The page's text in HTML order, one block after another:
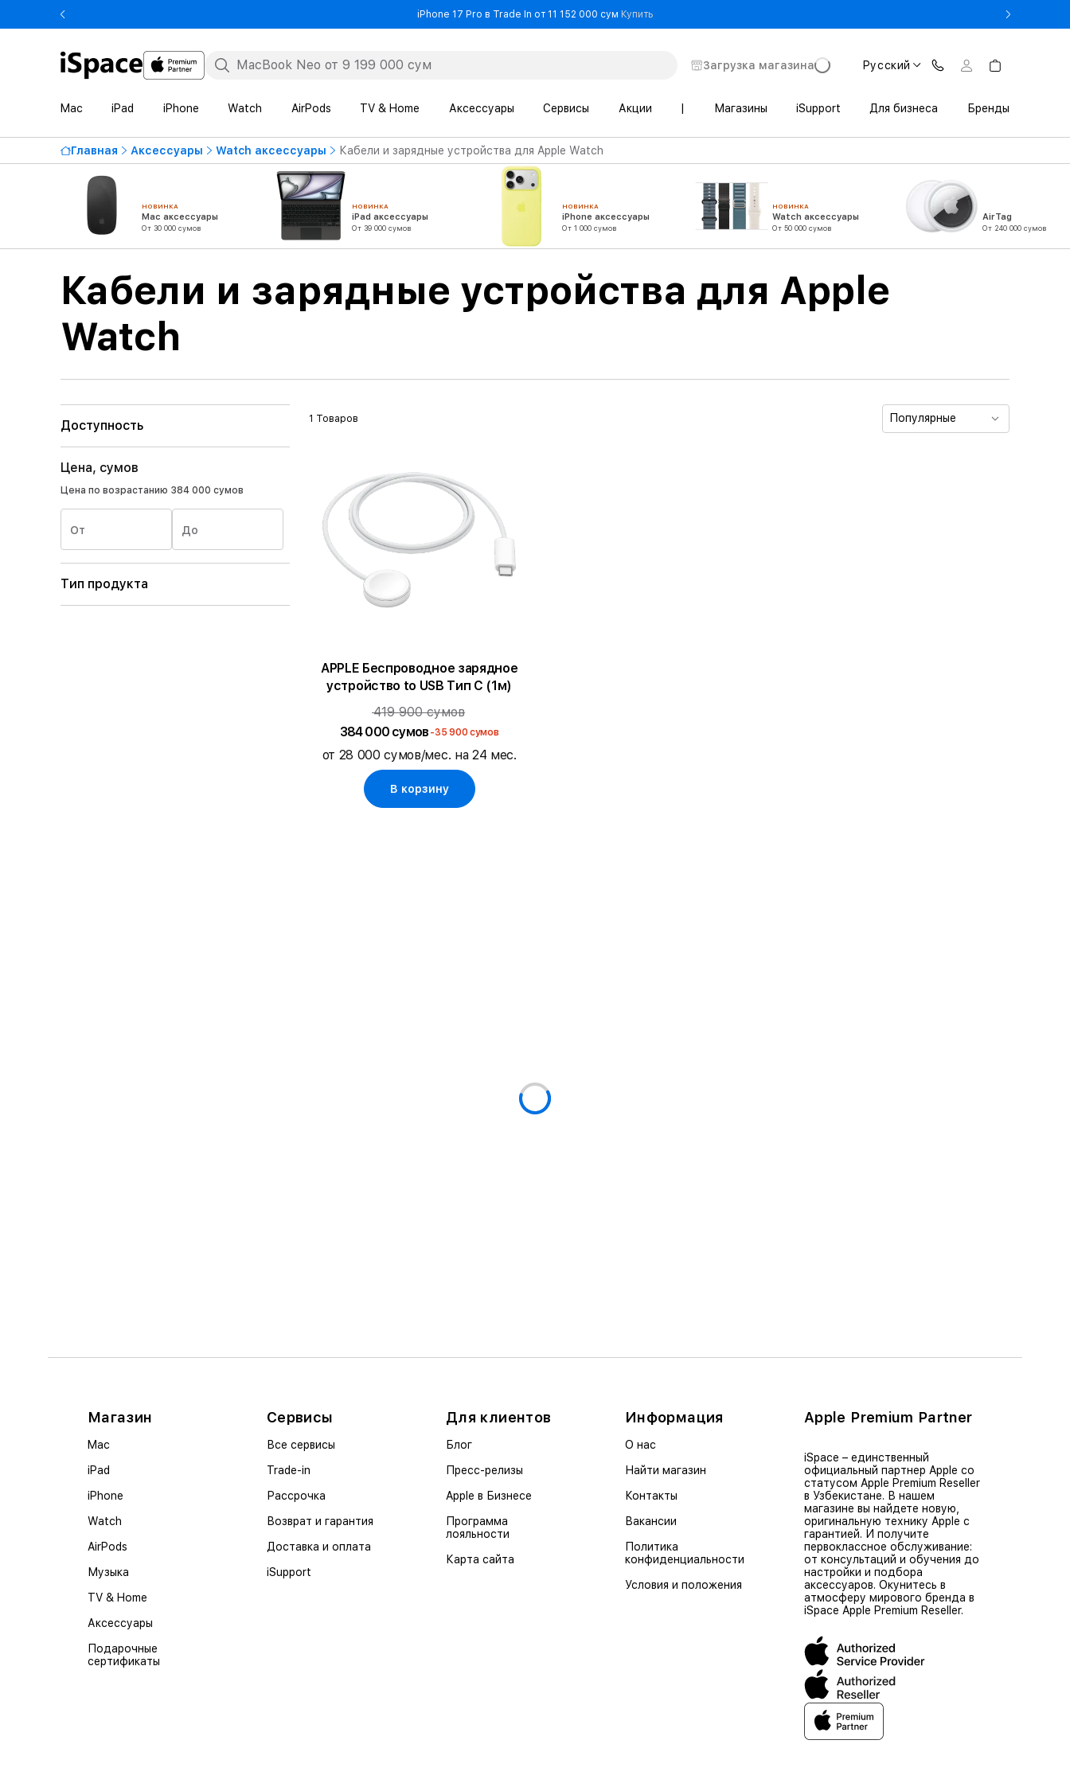
iPhone 17 Pro в Trade In от 11 152 000 сум Купить- iPhone 17 Pro в Trade In от 11 152 000 сум
Загрузка магазина Русский
Mac iPad iPhone Watch AirPods TV & Home Аксессуары Сервисы Акции Магазины iSupport Для бизнеса Бренды
Главная Аксессуары Watch аксессуары Кабели и зарядные устройства для Apple Watch
НОВИНКА
Mac аксессуары
От 30 000 сумов
НОВИНКА
iPad аксессуары
От 39 000 сумов
НОВИНКА
iPhone аксессуары
От 1 000 сумов
НОВИНКА
Watch аксессуары
От 50 000 сумов
AirTag
От 240 000 сумов
Кабели и зарядные устройства для Apple
Watch
Доступность
Цена, сумов
Цена по возрастанию 384 000 сумов
От До
Тип продукта
1 Товаров Популярные
APPLE Беспроводное зарядное
устройство to USB Тип C (1м)
419 900 сумов
384 000 сумов -35 900 сумов
от 28 000 сумов/мес. на 24 мес.
В корзину
Магазин
Mac
iPad
iPhone
Watch
AirPods
Музыка
TV & Home
Аксессуары
Подарочные
сертификаты
Сервисы
Все сервисы
Trade-in
Рассрочка
Возврат и гарантия
Доставка и оплата
iSupport
Для клиентов
Блог
Пресс-релизы
Apple в Бизнесе
Программа
лояльности
Карта сайта
Информация
О нас
Найти магазин
Контакты
Вакансии
Политика
конфиденциальности
Условия и положения
Apple Premium Partner
iSpace – единственный
официальный партнер Apple со
статусом Apple Premium Reseller
в Узбекистане. В нашем
магазине вы найдете новую,
оригинальную технику Apple с
гарантией. И получите
первоклассное обслуживание:
от консультаций и обучения до
настройки и подбора
аксессуаров. Окунитесь в
атмосферу мирового бренда в
iSpace Apple Premium Reseller.